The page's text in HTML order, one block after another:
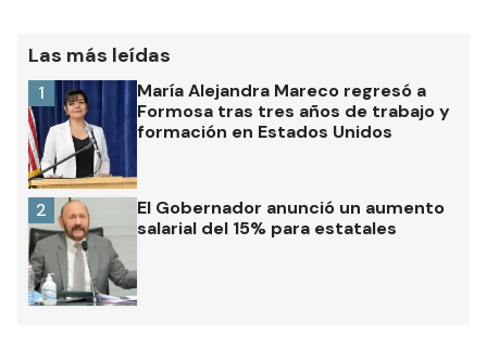
Las más leídas
María Alejandra Mareco regresó a
Formosa tras tres años de trabajo y
formación en Estados Unidos
1
El Gobernador anunció un aumento
salarial del 15% para estatales
2